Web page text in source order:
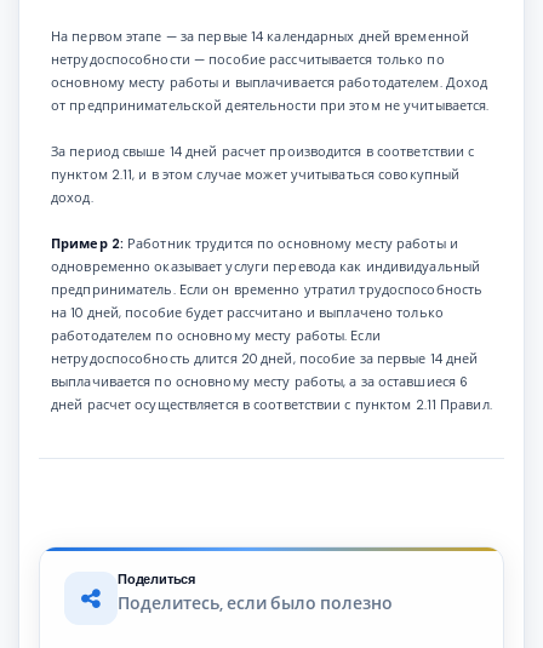
На первом этапе — за первые 14 календарных дней временной
нетрудоспособности — пособие рассчитывается только по
основному месту работы и выплачивается работодателем. Доход
от предпринимательской деятельности при этом не учитывается.
За период свыше 14 дней расчет производится в соответствии с
пунктом 2.11, и в этом случае может учитываться совокупный
доход.
Пример 2: Работник трудится по основному месту работы и
одновременно оказывает услуги перевода как индивидуальный
предприниматель. Если он временно утратил трудоспособность
на 10 дней, пособие будет рассчитано и выплачено только
работодателем по основному месту работы. Если
нетрудоспособность длится 20 дней, пособие за первые 14 дней
выплачивается по основному месту работы, а за оставшиеся 6
дней расчет осуществляется в соответствии с пунктом 2.11 Правил.
Поделиться
Поделитесь, если было полезно